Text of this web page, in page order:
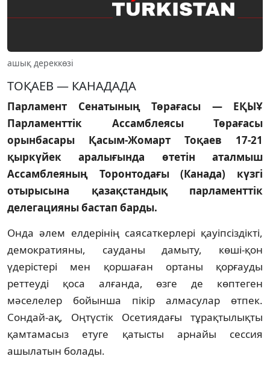
ашық дереккөзі
ТОҚАЕВ — КАНАДАДА
Парламент Сенатының Төрағасы — ЕҚЫҰ
Парламенттiк Ассамблеясы Төрағасы
орынбасары Қасым-Жомарт Тоқаев 17-21
қыркүйек аралығында өтетiн аталмыш
Ассамблеяның Торонтодағы (Канада) күзгi
отырысына қазақстандық парламенттiк
делегацияны бастап барды.
Онда әлем елдерiнiң саясаткерлерi қауiпсiздiктi,
демократияны, сауданы дамыту, көшi-қон
үдерiстерi мен қоршаған ортаны қорғауды
реттеудi қоса алғанда, өзге де көптеген
мәселелер бойынша пiкiр алмасулар өтпек.
Сондай-ақ, Оңтүстiк Осетиядағы тұрақтылықты
қамтамасыз етуге қатысты арнайы сессия
ашылатын болады.